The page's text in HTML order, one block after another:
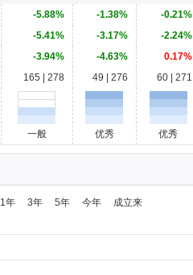
-5.88% -1.38% -0.21%
-5.41% -3.17% -2.24%
-3.94% -4.63% 0.17%
165 | 278 49 | 276 60 | 271
一般 优秀 优秀
1年 3年 5年 今年 成立来